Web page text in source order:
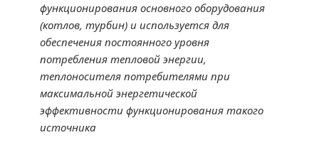
функционирования основного оборудования
(котлов, турбин) и используется для
обеспечения постоянного уровня
потребления тепловой энергии,
теплоносителя потребителями при
максимальной энергетической
эффективности функционирования такого
источника